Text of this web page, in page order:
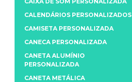
CALENDÁRIOS PERSONALIZADOS
CAMISETA PERSONALIZADA
CANECA PERSONALIZADA
CANETA ALUMÍNIO
PERSONALIZADA
CANETA METÁLICA